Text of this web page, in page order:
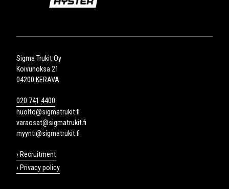
Sigma Trukit Oy
Koivunoksa 21
04200 KERAVA
020 741 4400
huolto@sigmatrukit.fi
varaosat@sigmatrukit.fi
myynti@sigmatrukit.fi
› Recruitment
› Privacy policy